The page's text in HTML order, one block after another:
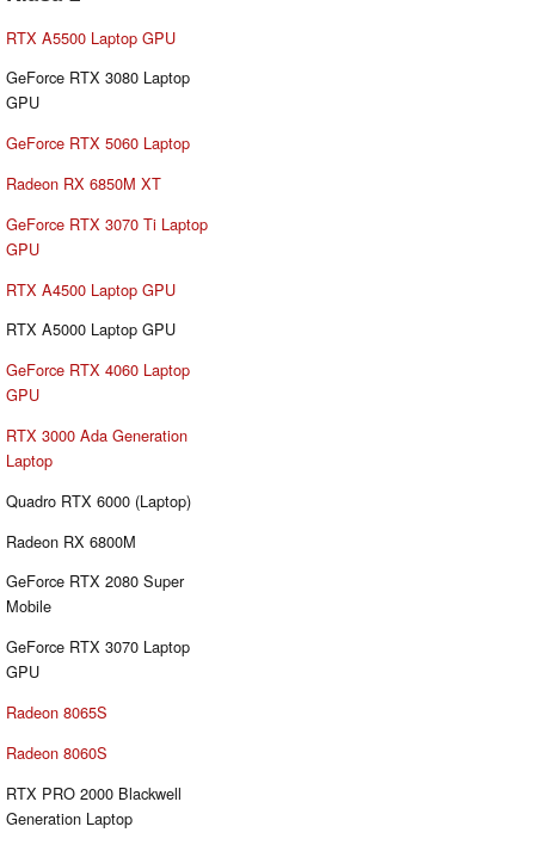
RTX A5500 Laptop GPU
GeForce RTX 3080 Laptop
GPU
GeForce RTX 5060 Laptop
Radeon RX 6850M XT
GeForce RTX 3070 Ti Laptop
GPU
RTX A4500 Laptop GPU
RTX A5000 Laptop GPU
GeForce RTX 4060 Laptop
GPU
RTX 3000 Ada Generation
Laptop
Quadro RTX 6000 (Laptop)
Radeon RX 6800M
GeForce RTX 2080 Super
Mobile
GeForce RTX 3070 Laptop
GPU
Radeon 8065S
Radeon 8060S
RTX PRO 2000 Blackwell
Generation Laptop